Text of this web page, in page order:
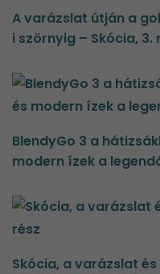
A varázslat útján a
i szörnyig – Skócia, 3.
BlendyGo 3 a
modern ízek a
Skócia, a varázslat